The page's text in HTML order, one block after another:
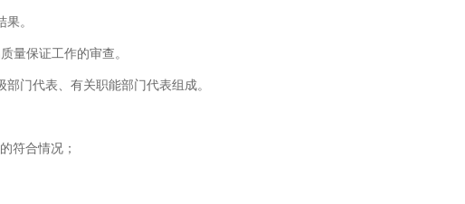
。
量保证工作的审查。
门代表、有关职能部门代表组成。
符合情况；